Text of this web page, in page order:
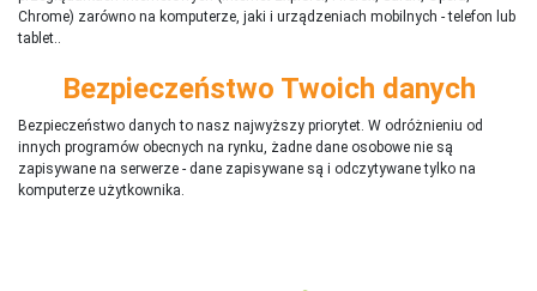
Chrome) zarówno na komputerze, jaki i urządzeniach mobilnych - telefon lub
tablet..
Bezpieczeństwo Twoich danych
Bezpieczeństwo danych to nasz najwyższy priorytet. W odróżnieniu od
innych programów obecnych na rynku, żadne dane osobowe nie są
zapisywane na serwerze - dane zapisywane są i odczytywane tylko na
komputerze użytkownika.